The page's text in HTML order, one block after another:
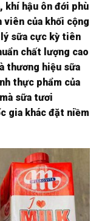
khí hậu ôn đới phù
viên của khối cộng
sữa cực kỳ tiên
chất lượng cao
thương hiệu sữa
thực phẩm của
sữa tươi
gia khác đặt niềm